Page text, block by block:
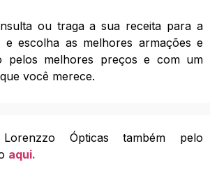
ou traga a sua receita para a
e escolha as melhores armações e
pelos melhores preços e com um
você merece.
Ópticas também pelo
aqui.